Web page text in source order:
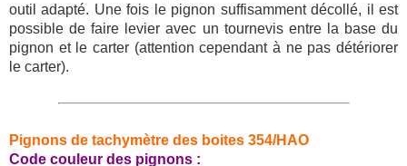
outil adapté. Une fois le pignon suffisamment décollé, il est
possible de faire levier avec un tournevis entre la base du
pignon et le carter (attention cependant à ne pas détériorer
le carter).
Pignons de tachymètre des boites 354/HAO
Code couleur des pignons :